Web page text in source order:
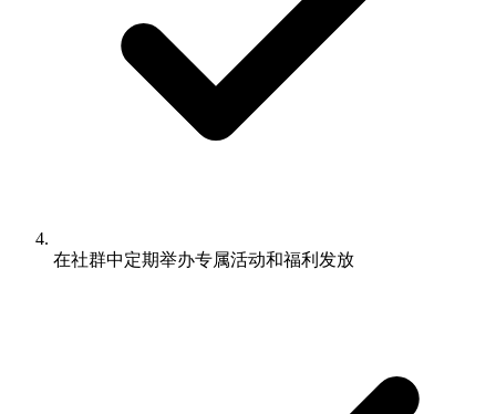
在社群中定期举办专属活动和福利发放